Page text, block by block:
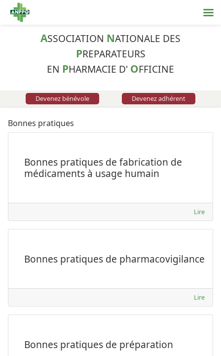
ASSOCIATION NATIONALE DES
PREPARATEURS
EN PHARMACIE D' OFFICINE
Devenez bénévole Devenez adhérent
Bonnes pratiques
Bonnes pratiques de fabrication de
médicaments à usage humain
Lire
Bonnes pratiques de pharmacovigilance
Lire
Bonnes pratiques de préparation